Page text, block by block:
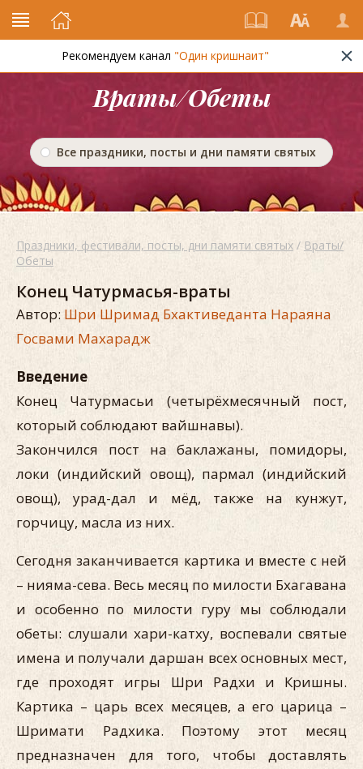
Рекомендуем канал "Один кришнаит"
Враты/Обеты
Все праздники, посты и дни памяти святых
Праздники, фестивали, посты, дни памяти святых / Враты/
Обеты
Конец Чатурмасья-враты
Автор: Шри Шримад Бхактиведанта Нараяна
Госвами Махарадж
Введение
Конец Чатурмасьи (четырёхмесячный пост,
который соблюдают вайшнавы).
Закончился пост на баклажаны, помидоры,
локи (индийский овощ), пармал (индийский
овощ), урад-дал и мёд, также на кунжут,
горчицу, масла из них.
Сегодня заканчивается картика и вместе с ней
– нияма-сева. Весь месяц по милости Бхагавана
и особенно по милости гуру мы соблюдали
обеты: слушали хари-катху, воспевали святые
имена и получали даршан всех основных мест,
где проходят игры Шри Радхи и Кришны.
Картика – царь всех месяцев, а его царица –
Шримати Радхика. Поэтому этот месяц
предназначен для того, чтобы доставлять